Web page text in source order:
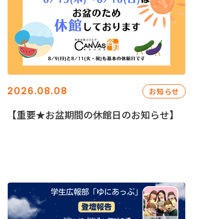
2026.08.08 お知らせ
【重要★お盆期間の休館日のお知らせ】